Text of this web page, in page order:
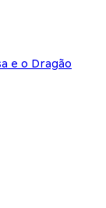
e o Dragão